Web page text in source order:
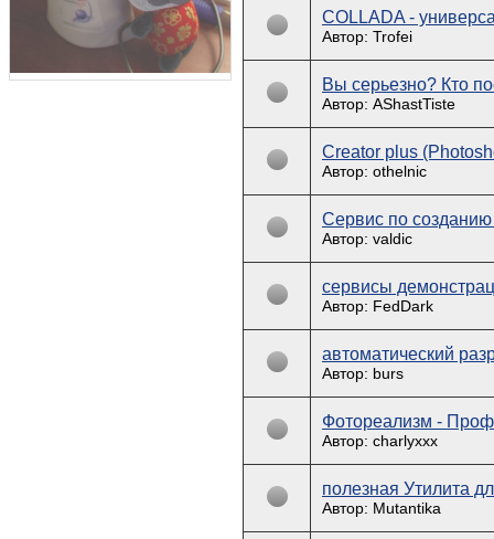
COLLADA -
Автор: Trofei
Вы серьезно? Кто
Автор: AShastTiste
Creator plus
Автор: othelnic
Сервис по
Автор: valdic
сервисы
Автор: FedDark
автоматический
Автор: burs
Фотореализм -
Автор: charlyxxx
полезная Утилита
Автор: Mutantika